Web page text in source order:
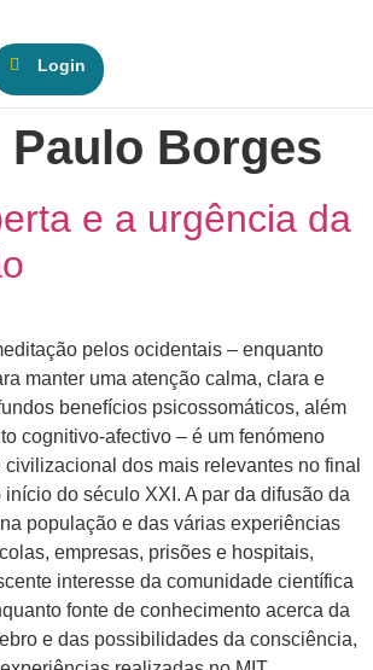
Login
Paulo Borges
e a urgência da
pelos ocidentais – enquanto
manter uma atenção calma, clara e
benefícios psicossomáticos, além
cognitivo-afectivo – é um fenómeno
dos mais relevantes no final
do século XXI. A par da difusão da
população e das várias experiências
empresas, prisões e hospitais,
interesse da comunidade científica
fonte de conhecimento acerca da
e das possibilidades da consciência,